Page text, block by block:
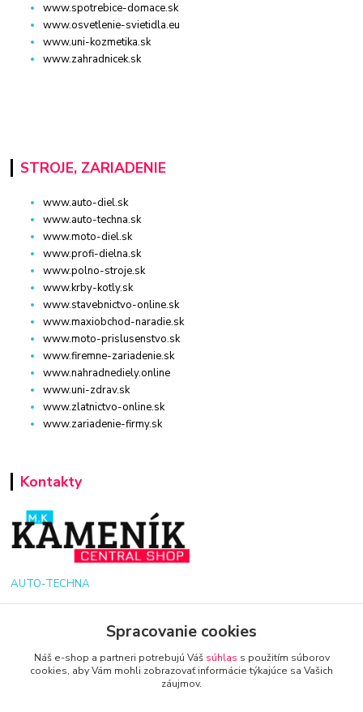
www.spotrebice-domace.sk
www.osvetlenie-svietidla.eu
www.uni-kozmetika.sk
www.zahradnicek.sk
STROJE, ZARIADENIE
www.auto-diel.sk
www.auto-techna.sk
www.moto-diel.sk
www.profi-dielna.sk
www.polno-stroje.sk
www.krby-kotly.sk
www.stavebnictvo-online.sk
www.maxiobchod-naradie.sk
www.moto-prislusenstvo.sk
www.firemne-zariadenie.sk
www.nahradnediely.online
www.uni-zdrav.sk
www.zlatnictvo-online.sk
www.zariadenie-firmy.sk
Kontakty
AUTO-TECHNA
+421 940 949 000
info@kamenik.sk
Spracovanie cookies
Náš e-shop a partneri potrebujú Váš súhlas s použitím súborov
cookies, aby Vám mohli zobrazovať informácie týkajúce sa Vašich
záujmov.